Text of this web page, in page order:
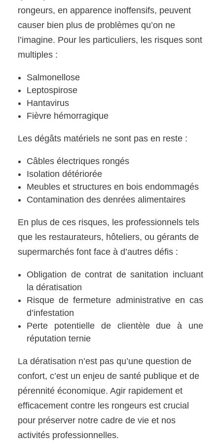
rongeurs, en apparence inoffensifs, peuvent
causer bien plus de problèmes qu’on ne
l’imagine. Pour les particuliers, les risques sont
multiples :
Salmonellose
Leptospirose
Hantavirus
Fièvre hémorragique
Les dégâts matériels ne sont pas en reste :
Câbles électriques rongés
Isolation détériorée
Meubles et structures en bois endommagés
Contamination des denrées alimentaires
En plus de ces risques, les professionnels tels
que les restaurateurs, hôteliers, ou gérants de
supermarchés font face à d’autres défis :
Obligation de contrat de sanitation incluant
la dératisation
Risque de fermeture administrative en cas
d’infestation
Perte potentielle de clientèle due à une
réputation ternie
La dératisation n’est pas qu’une question de
confort, c’est un enjeu de santé publique et de
pérennité économique. Agir rapidement et
efficacement contre les rongeurs est crucial
pour préserver notre cadre de vie et nos
activités professionnelles.